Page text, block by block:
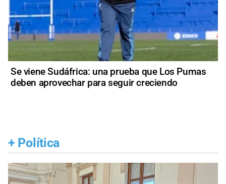
Se viene Sudáfrica: una prueba que Los Pumas
deben aprovechar para seguir creciendo
+ Política